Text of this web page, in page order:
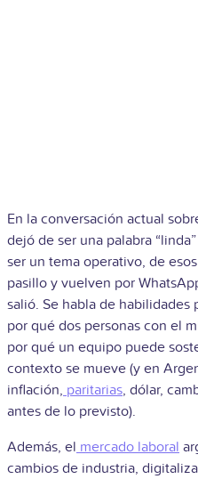
En la conversación actual
dejó de ser una palabra
ser un tema operativo, de
pasillo y vuelven por
salió. Se habla de
por qué dos personas con el
por qué un equipo puede
contexto se mueve (y en
inflación, paritarias, dólar,
antes de lo previsto).
Además, el mercado laboral
cambios de industria,